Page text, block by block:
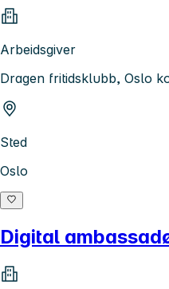
Arbeidsgiver
Dragen fritidsklubb, Oslo
Sted
Oslo
Digital